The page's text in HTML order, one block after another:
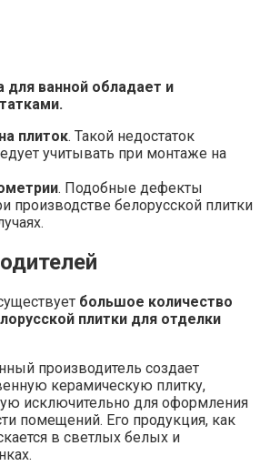
для ванной обладает и
плиток. Такой недостаток
учитывать при монтаже на
. Подобные дефекты
производстве белорусской плитки
большое количество
плитки для отделки
производитель создает
керамическую плитку,
исключительно для оформления
помещений. Его продукция, как
в светлых белых и